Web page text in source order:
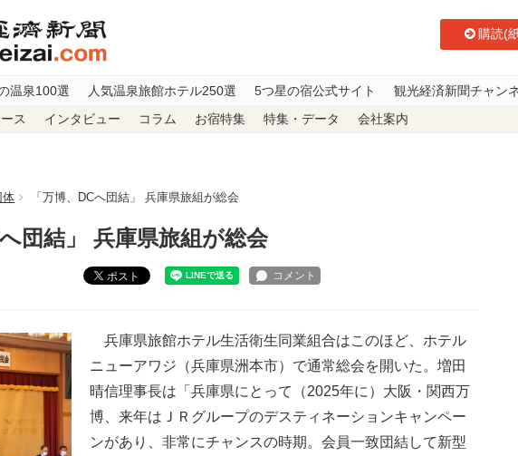
購読(
温泉100選 人気温泉旅館ホテル250選 5つ星の宿公式サイト 観光経済新聞チャン
ス インタビュー コラム お宿特集 特集・データ 会社案内
体 「万博、DCへ団結」 兵庫県旅組が総会
へ団結」 兵庫県旅組が総会
ポスト
兵庫県旅館ホテル生活衛生同業組合はこのほど、ホテル
ニューアワジ（兵庫県洲本市）で通常総会を開いた。増田
晴信理事長は「兵庫県にとって（2025年に）大阪・関西万
博、来年はＪＲグループのデスティネーションキャンペー
ンがあり、非常にチャンスの時期。会員一致団結して新型